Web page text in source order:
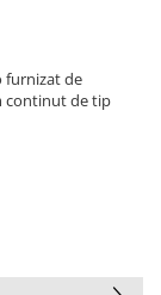
furnizat de
continut de tip